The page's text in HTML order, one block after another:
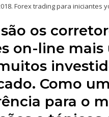
Forex trading para iniciantes
os
on-line mais
Como
para o